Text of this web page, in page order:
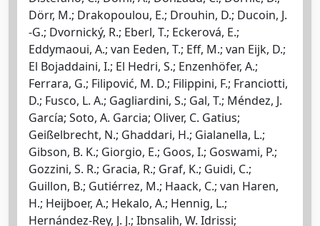
Dörr, M.; Drakopoulou, E.; Drouhin, D.; Ducoin, J.
-G.; Dvornický, R.; Eberl, T.; Eckerová, E.;
Eddymaoui, A.; van Eeden, T.; Eff, M.; van Eijk, D.;
El Bojaddaini, I.; El Hedri, S.; Enzenhöfer, A.;
Ferrara, G.; Filipović, M. D.; Filippini, F.; Franciotti,
D.; Fusco, L. A.; Gagliardini, S.; Gal, T.; Méndez, J.
García; Soto, A. Garcia; Oliver, C. Gatius;
Geißelbrecht, N.; Ghaddari, H.; Gialanella, L.;
Gibson, B. K.; Giorgio, E.; Goos, I.; Goswami, P.;
Gozzini, S. R.; Gracia, R.; Graf, K.; Guidi, C.;
Guillon, B.; Gutiérrez, M.; Haack, C.; van Haren,
H.; Heijboer, A.; Hekalo, A.; Hennig, L.;
Hernández-Rey, J. J.; Ibnsalih, W. Idrissi;